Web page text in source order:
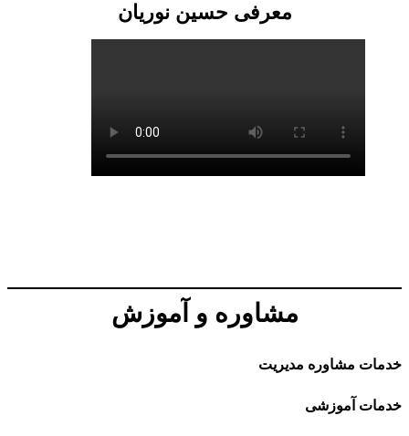
معرفی حسین نوریان
مشاوره و آموزش
خدمات مشاوره مدیریت
خدمات آموزشی